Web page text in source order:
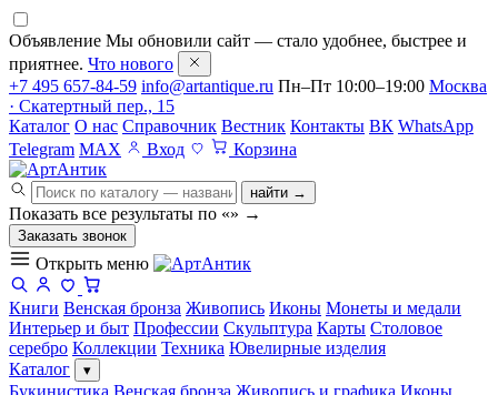
Объявление Мы обновили сайт — стало удобнее, быстрее и
приятнее. Что нового
+7 495 657-84-59 info@artantique.ru Пн–Пт 10:00–19:00 Москва
· Скатертный пер., 15
Каталог О нас Справочник Вестник Контакты ВК WhatsApp
Telegram MAX Вход Корзина
найти →
Показать все результаты по «» →
Заказать звонок
Открыть меню
Книги Венская бронза Живопись Иконы Монеты и медали
Интерьер и быт Профессии Скульптура Карты Столовое
серебро Коллекции Техника Ювелирные изделия
Каталог
▾
Букинистика Венская бронза Живопись и графика Иконы